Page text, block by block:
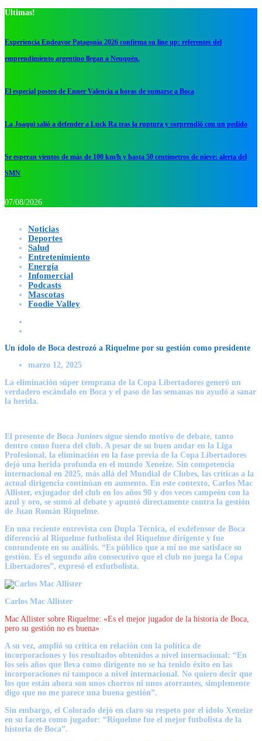
Ultimas!
Experiencia Endeavor Patagonia 2026 confirma su line up: referentes del
emprendimiento argentino llegan a Neuquén.
El especial posteo de Enner Valencia a horas de sumarse a Boca
La Joaqui salió a defender a Luck Ra tras la ruptura y sorprendió con un pedido
Se esperan vientos de más de 100 km/h y hasta 50 centímetros de nieve: alerta del
SMN
07/08/2026
Noticias
Deportes
Salud
Entretenimiento
Energía
Infomercial
Podcasts
Mascotas
Foodie Valley
Un ídolo de Boca destrozó a Riquelme por su gestión como presidente
marzo 12, 2025
La eliminación súper temprana de la Copa Libertadores generó un
verdadero escándalo en Boca y el paso de las semanas no ayudó a sanar
la herida.
El presente de Boca Juniors sigue siendo motivo de debate, tanto
dentro como fuera del club. A pesar de su buen andar en la Liga
Profesional, la eliminación en la fase previa de la Copa Libertadores
dejó una herida profunda en el mundo Xeneize. Sin competencia
internacional en 2025, más allá del Mundial de Clubes, las críticas a la
actual dirigencia continúan en aumento. En este contexto, Carlos Mac
Allister, exjugador del club en los años 90 y dos veces campeón con la
azul y oro, se sumó al debate y apuntó directamente contra la gestión
de Juan Román Riquelme.
En una reciente entrevista con Dupla Técnica, el exdefensor de Boca
diferenció al Riquelme futbolista del Riquelme dirigente y fue
contundente en su análisis. “Es público que a mí no me satisface su
gestión. Es el segundo año consecutivo que el club no juega la Copa
Libertadores”, expresó el exfutbolista.
Carlos Mac Allister
Mac Allister sobre Riquelme: «Es el mejor jugador de la historia de Boca,
pero su gestión no es buena»
A su vez, amplió su crítica en relación con la política de
incorporaciones y los resultados obtenidos a nivel internacional: “En
los seis años que lleva como dirigente no se ha tenido éxito en las
incorporaciones ni tampoco a nivel internacional. No quiero decir que
los que están ahora son unos chorros ni unos atorrantes, simplemente
digo que no me parece una buena gestión”.
Sin embargo, el Colorado dejó en claro su respeto por el ídolo Xeneize
en su faceta como jugador: “Riquelme fue el mejor futbolista de la
historia de Boca”.